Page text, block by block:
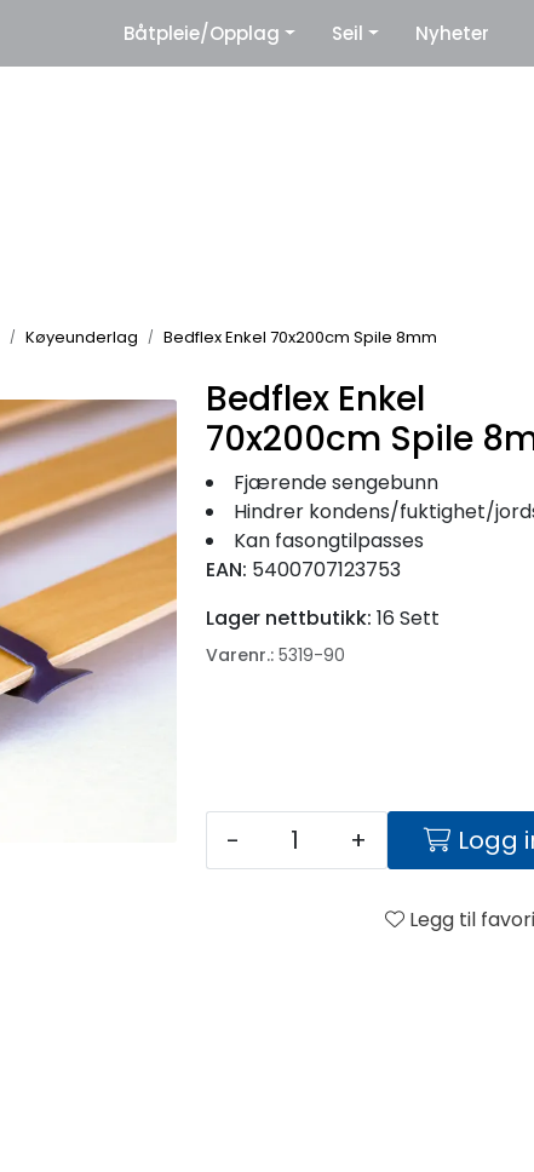
Leverandører
Båtpleie/Opplag Seil Nyheter
Køyeunderlag Bedflex Enkel 70x200cm Spile 8mm
Bedflex Enkel
70x200cm Spile
Fjærende sengebunn
Hindrer kondens/fuktighet/
Kan fasongtilpasses
EAN: 5400707123753
Lager nettbutikk: 16 Sett
Varenr.: 5319-90
- + Logg
Legg til